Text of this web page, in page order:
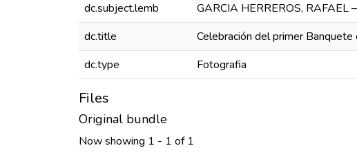
dc.subject.lemb
GARCIA HERREROS, RAFAEL
dc.title
Celebración del primer Banquete
dc.type
Fotografia
Files
Original bundle
Now showing 1 - 1 of 1